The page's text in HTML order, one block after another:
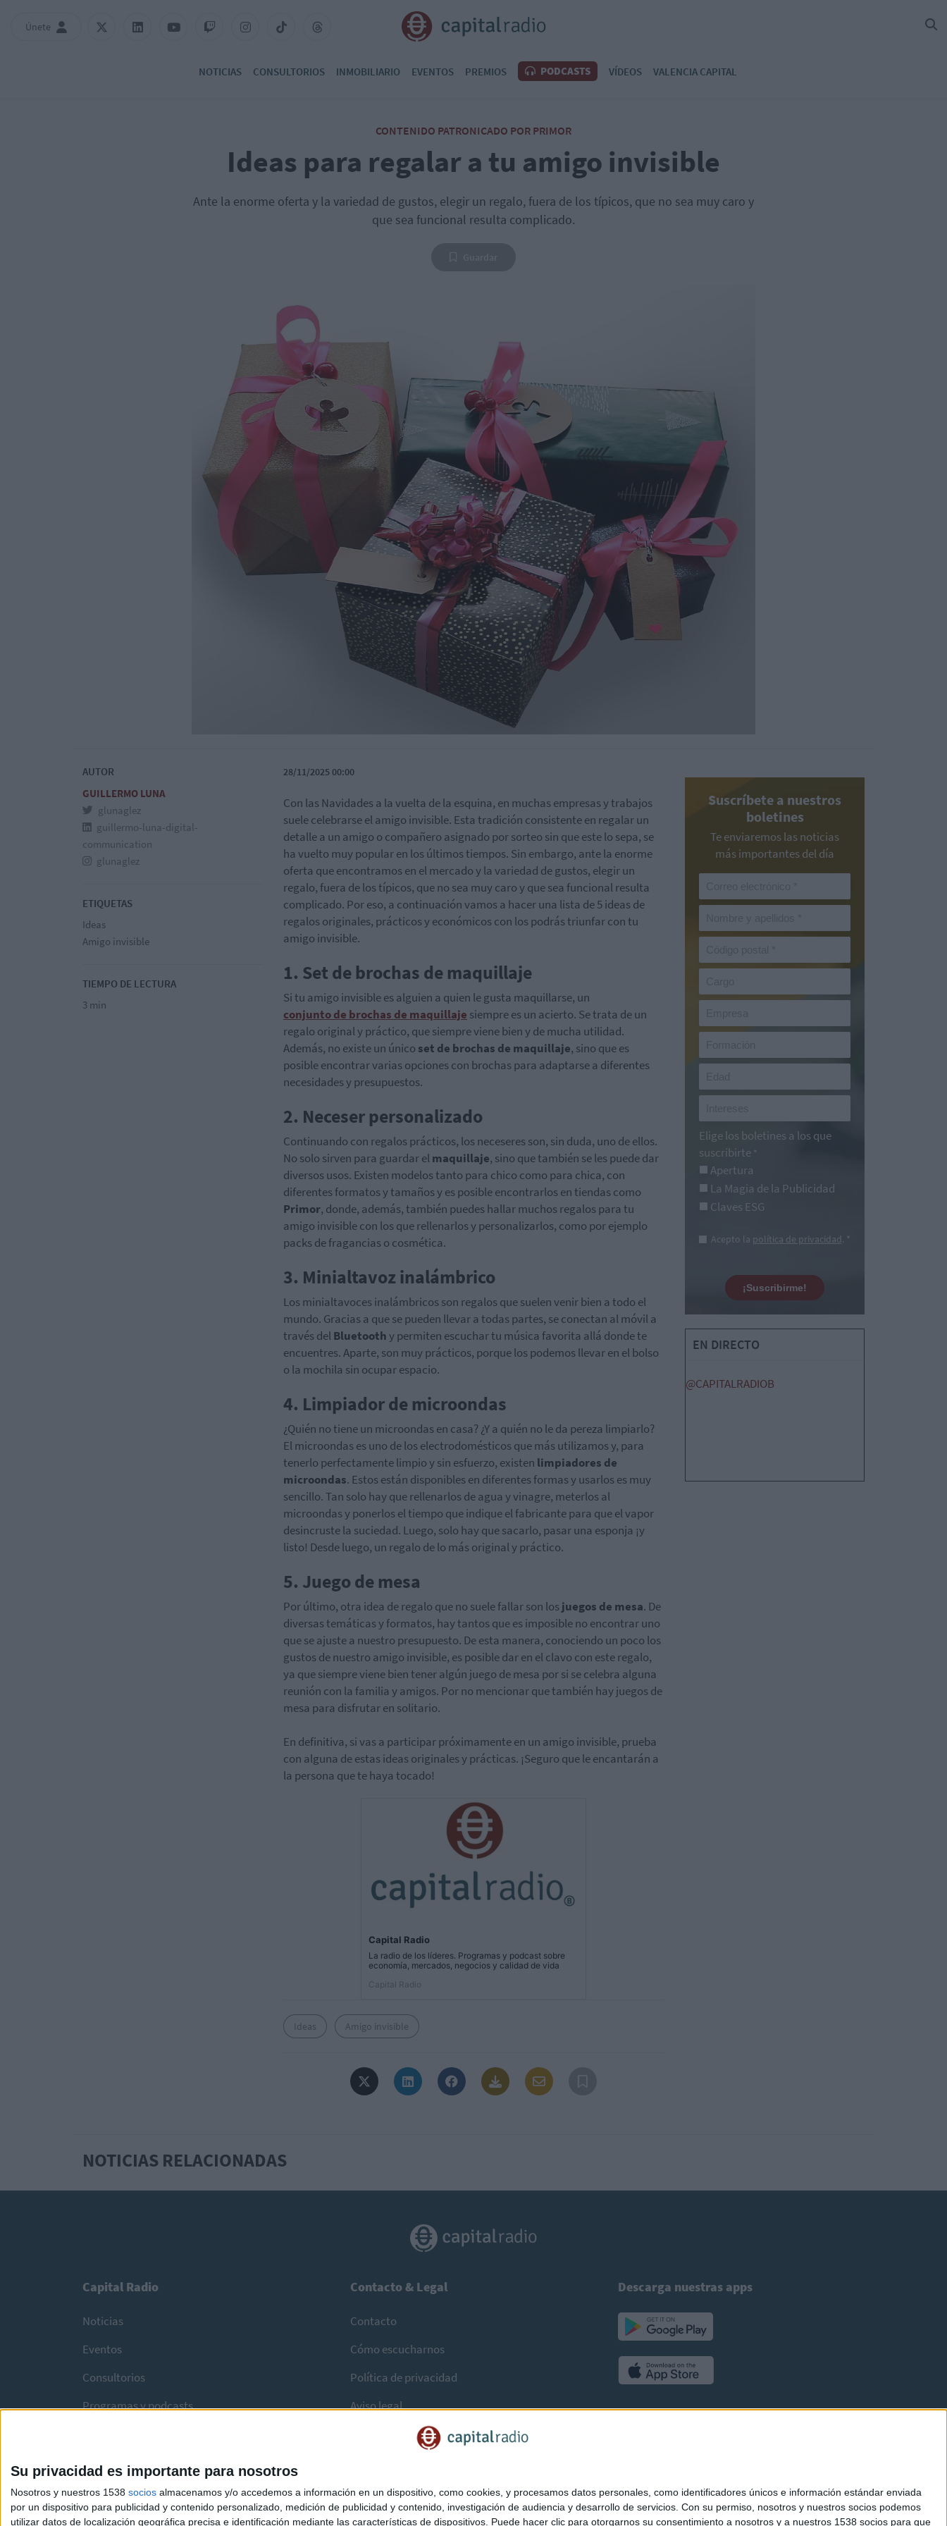
Su privacidad es importante para nosotros
Nosotros y nuestros 1538 socios almacenamos y/o accedemos a información en un dispositivo, como cookies, y procesamos datos personales, como identificadores únicos e información estándar enviada
por un dispositivo para publicidad y contenido personalizado, medición de publicidad y contenido, investigación de audiencia y desarrollo de servicios. Con su permiso, nosotros y nuestros socios podemos
utilizar datos de localización geográfica precisa e identificación mediante las características de dispositivos. Puede hacer clic para otorgarnos su consentimiento a nosotros y a nuestros 1538 socios para que
Únete
NOTICIAS CONSULTORIOS INMOBILIARIO EVENTOS PREMIOS PODCASTS VÍDEOS VALENCIA CAPITAL
CONTENIDO PATRONICADO POR PRIMOR
Ideas para regalar a tu amigo invisible
Ante la enorme oferta y la variedad de gustos, elegir un regalo, fuera de los típicos, que no sea muy caro y
que sea funcional resulta complicado.
AUTOR
GUILLERMO LUNA
glunaglez
guillermo-luna-digital-
communication
glunaglez
ETIQUETAS
Ideas
Amigo invisible
TIEMPO DE LECTURA
3 min
28/11/2025 00:00
Con las Navidades a la vuelta de la esquina, en muchas empresas y trabajos
suele celebrarse el amigo invisible. Esta tradición consistente en regalar un
detalle a un amigo o compañero asignado por sorteo sin que este lo sepa, se
ha vuelto muy popular en los últimos tiempos. Sin embargo, ante la enorme
oferta que encontramos en el mercado y la variedad de gustos, elegir un
regalo, fuera de los típicos, que no sea muy caro y que sea funcional resulta
complicado. Por eso, a continuación vamos a hacer una lista de 5 ideas de
regalos originales, prácticos y económicos con los podrás triunfar con tu
amigo invisible.
1. Set de brochas de maquillaje
Si tu amigo invisible es alguien a quien le gusta maquillarse, un
conjunto de brochas de maquillaje siempre es un acierto. Se trata de un
regalo original y práctico, que siempre viene bien y de mucha utilidad.
Además, no existe un único set de brochas de maquillaje, sino que es
posible encontrar varias opciones con brochas para adaptarse a diferentes
necesidades y presupuestos.
2. Neceser personalizado
Continuando con regalos prácticos, los neceseres son, sin duda, uno de ellos.
No solo sirven para guardar elmaquillaje, sino que también se les puede dar
diversos usos. Existen modelos tanto para chico como para chica, con
diferentes formatos y tamaños y es posible encontrarlos en tiendas como
Primor, donde, además, también puedes hallar muchos regalos para tu
amigo invisible con los que rellenarlos y personalizarlos, como por ejemplo
packs de fragancias o cosmética.
3. Minialtavoz inalámbrico
Los minialtavoces inalámbricos son regalos que suelen venir bien a todo el
mundo. Gracias a que se pueden llevar a todas partes, se conectan al móvil a
través delBluetoothy permiten escuchar tu música favorita allá donde te
encuentres. Aparte, son muy prácticos, porque los podemos llevar en el bolso
o la mochila sin ocupar espacio.
4. Limpiador de microondas
¿Quién no tiene un microondas en casa? ¿Y a quién no le da pereza limpiarlo?
El microondas es uno de los electrodomésticos que más utilizamos y, para
tenerlo perfectamente limpio y sin esfuerzo, existen limpiadores de
microondas. Estos están disponibles en diferentes formas y usarlos es muy
sencillo. Tan solo hay que rellenarlos de agua y vinagre, meterlos al
microondas y ponerlos el tiempo que indique el fabricante para que el vapor
desincruste la suciedad. Luego, solo hay que sacarlo, pasar una esponja ¡y
listo! Desde luego, un regalo de lo más original y práctico.
5. Juego de mesa
Por último, otra idea de regalo que no suele fallar son losjuegos de mesa. De
diversas temáticas y formatos, hay tantos que es imposible no encontrar uno
que se ajuste a nuestro presupuesto. De esta manera, conociendo un poco los
gustos de nuestro amigo invisible, es posible dar en el clavo con este regalo,
ya que siempre viene bien tener algún juego de mesa por si se celebra alguna
reunión con la familia y amigos. Por no mencionar que también hay juegos de
mesa para disfrutar en solitario.
En definitiva, si vas a participar próximamente en un amigo invisible, prueba
con alguna de estas ideas originales y prácticas. ¡Seguro que le encantarán a
la persona que te haya tocado!
Capital Radio
La radio de los líderes. Programas y podcast sobre
economía, mercados, negocios y calidad de vida
Capital Radio
Ideas Amigo invisible
Suscríbete a nuestros
boletines
Te enviaremos las noticias
más importantes del día
Elige los boletines a los que
suscribirte *
Apertura
La Magia de la Publicidad
Claves ESG
Acepto la política de privacidad. *
¡Suscribirme!
EN DIRECTO
@CAPITALRADIOB
NOTICIAS RELACIONADAS
Capital Radio
Noticias
Eventos
Consultorios
Programas y podcasts
Contacto & Legal
Contacto
Cómo escucharnos
Política de privacidad
Aviso legal
Descarga nuestras apps